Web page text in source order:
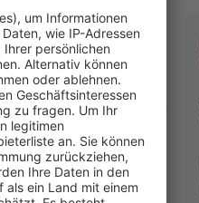
basierend auf den
spielt 183 Jahre vor
König von Rohan.
er Helm und seine
Namen Helms Klamm
Lage muss Helms